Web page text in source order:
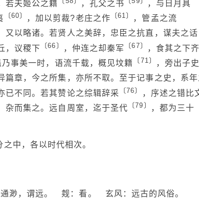
若夫姬公之籍 ，孔父之书
，与日月具
〔60〕 ，加以剪裁?老庄之作 〔61〕 ，管孟之流
又以略诸。若贤人之美辞，忠臣之抗直，谋夫之
，议稷下 〔66〕 ，仲连之却秦军 〔67〕
，食其之下
乃事美一时，语流千载，概见坟籍 〔71〕 ，旁出子
篇章，今之所集，亦所不取。至于记事之史，系
已不同。若其赞论之综辑辞采 〔76〕
，序述之错比
杂而集之。远自周室，迄于圣代 〔79〕
，都为三十
中，各以时代相次。
渺，谓远。 觌：看。 玄风：远古的风俗。